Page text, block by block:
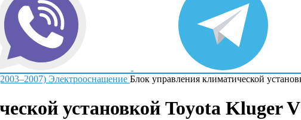
Электрооснащение Блок управления климатической
установкой Toyota Kluger